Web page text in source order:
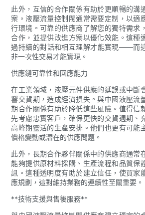
此外，互信的合作關係有助於更順暢的溝
案。液壓流量控制閥通常需要定制，以適
行環境。可靠的供應商了解您的獨特需求
合作，並提供改進方案以優化效能。這種
過持續的對話和相互理解才能實現——而
非一次性交易才能實現。
供應鏈可靠性和回應能力
在工業領域，液壓元件供應的延誤或中斷
響交貨期，造成經濟損失。與中國液壓流
期合作關係有助於降低這些風險。值得信
先考慮忠實客戶，確保更快的交貨週期、
高峰期靈活的生產安排。他們也更有可能
價格變動或潛在的供應問題。
此外，長期合作夥伴關係中的供應商通常
能夠提供原材料採購、生產流程和品質保
訊。這種透明度有助於建立信任，使買家
應規劃，這對維持業務的連續性至關重要。
**技術支援與售後服務**